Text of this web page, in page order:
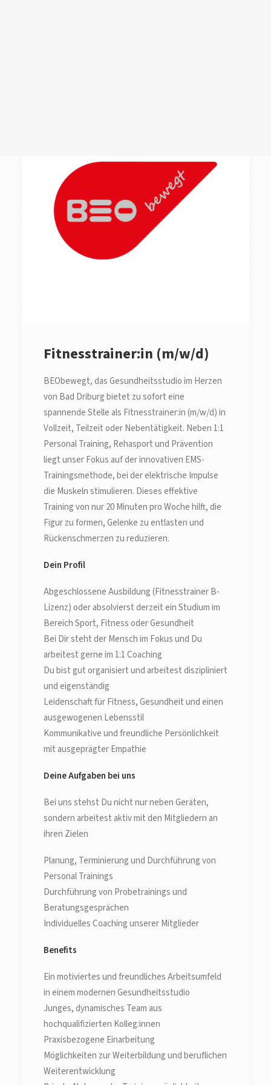
Fitnesstrainer:in (m/w/d)
BEObewegt, das Gesundheitsstudio im Herzen
von Bad Driburg bietet zu sofort eine
spannende Stelle als Fitnesstrainer:in (m/w/d) in
Vollzeit, Teilzeit oder Nebentätigkeit. Neben 1:1
Personal Training, Rehasport und Prävention
liegt unser Fokus auf der innovativen EMS-
Trainingsmethode, bei der elektrische Impulse
die Muskeln stimulieren. Dieses effektive
Training von nur 20 Minuten pro Woche hilft, die
Figur zu formen, Gelenke zu entlasten und
Rückenschmerzen zu reduzieren.
Dein Profil
Abgeschlossene Ausbildung (Fitnesstrainer B-
Lizenz) oder absolvierst derzeit ein Studium im
Bereich Sport, Fitness oder Gesundheit
Bei Dir steht der Mensch im Fokus und Du
arbeitest gerne im 1:1 Coaching
Du bist gut organisiert und arbeitest diszipliniert
und eigenständig
Leidenschaft für Fitness, Gesundheit und einen
ausgewogenen Lebensstil
Kommunikative und freundliche Persönlichkeit
mit ausgeprägter Empathie
Deine Aufgaben bei uns
Bei uns stehst Du nicht nur neben Geräten,
sondern arbeitest aktiv mit den Mitgliedern an
ihren Zielen
Planung, Terminierung und Durchführung von
Personal Trainings
Durchführung von Probetrainings und
Beratungsgesprächen
Individuelles Coaching unserer Mitglieder
Benefits
Ein motiviertes und freundliches Arbeitsumfeld
in einem modernen Gesundheitsstudio
Junges, dynamisches Team aus
hochqualifizierten Kolleg:innen
Praxisbezogene Einarbeitung
Möglichkeiten zur Weiterbildung und beruflichen
Weiterentwicklung